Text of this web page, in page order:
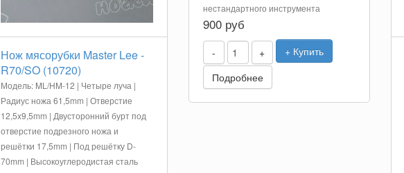
Нож мясорубки Master Lee -
R70/SO (10720)
Модель: ML/HM-12 | Четыре луча |
Радиус ножа 61,5mm | Отверстие
12,5x9,5mm | Двусторонний бурт под
отверстие подрезного ножа и
решётки 17,5mm | Под решётку D-
70mm | Высокоуглеродистая сталь
нестандартного инструмента
900 руб
- +
+ Купить
Подробнее